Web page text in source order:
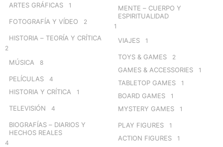
ARTES GRÁFICAS 1
FOTOGRAFÍA Y VÍDEO 2
HISTORIA – TEORÍA Y CRÍTICA
2
MÚSICA 8
PELÍCULAS 4
HISTORIA Y CRÍTICA 1
TELEVISIÓN 4
BIOGRAFÍAS – DIARIOS Y
HECHOS REALES
4
MENTE – CUERPO Y
ESPIRITUALIDAD
1
VIAJES 1
TOYS & GAMES 2
GAMES & ACCESSORIES 1
TABLETOP GAMES 1
BOARD GAMES 1
MYSTERY GAMES 1
PLAY FIGURES 1
ACTION FIGURES 1